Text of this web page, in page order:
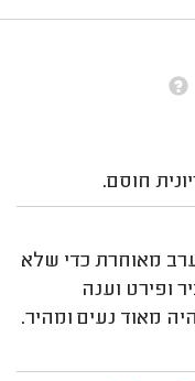
חוסם.
מאוחרת כדי שלא
ופירט וענה
מאוד נעים ומהיר.